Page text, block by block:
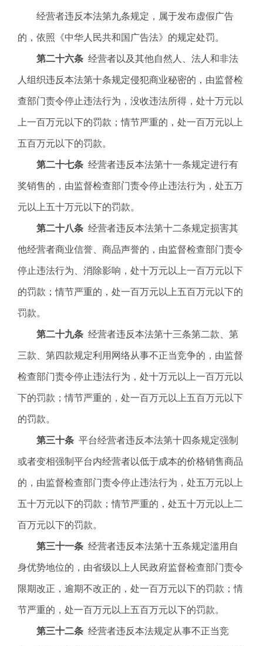
经营者违反本法第九条规定，属于发布虚假广告
的，依照《中华人民共和国广告法》的规定处罚。
第二十六条 经营者以及其他自然人、法人和非法
人组织违反本法第十条规定侵犯商业秘密的，由监督检
查部门责令停止违法行为，没收违法所得，处十万元以
上一百万元以下的罚款；情节严重的，处一百万元以上
五百万元以下的罚款。
第二十七条 经营者违反本法第十一条规定进行有
奖销售的，由监督检查部门责令停止违法行为，处五万
元以上五十万元以下的罚款。
第二十八条 经营者违反本法第十二条规定损害其
他经营者商业信誉、商品声誉的，由监督检查部门责令
停止违法行为、消除影响，处十万元以上一百万元以下
的罚款；情节严重的，处一百万元以上五百万元以下的
罚款。
第二十九条 经营者违反本法第十三条第二款、第
三款、第四款规定利用网络从事不正当竞争的，由监督
检查部门责令停止违法行为，处十万元以上一百万元以
下的罚款；情节严重的，处一百万元以上五百万元以下
的罚款。
第三十条 平台经营者违反本法第十四条规定强制
或者变相强制平台内经营者以低于成本的价格销售商品
的，由监督检查部门责令停止违法行为，处五万元以上
五十万元以下的罚款；情节严重的，处五十万元以上二
百万元以下的罚款。
第三十一条 经营者违反本法第十五条规定滥用自
身优势地位的，由省级以上人民政府监督检查部门责令
限期改正，逾期不改正的，处一百万元以下的罚款；情
节严重的，处一百万元以上五百万元以下的罚款。
第三十二条 经营者违反本法规定从事不正当竞